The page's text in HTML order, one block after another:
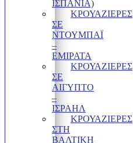
ΙΣΠΑΝΙΑ)
ΚΡΟΥΑΖΙΕΡΕΣ
ΣΕ
ΝΤΟΥΜΠΑΪ
–
ΕΜΙΡΑΤΑ
ΚΡΟΥΑΖΙΕΡΕΣ
ΣΕ
ΑΙΓΥΠΤΟ
–
ΙΣΡΑΗΛ
ΚΡΟΥΑΖΙΕΡΕΣ
ΣΤΗ
ΒΑΛΤΙΚΗ